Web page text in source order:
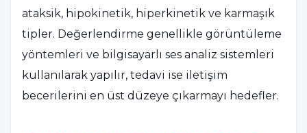
ataksik, hipokinetik, hiperkinetik ve karmaşık
tipler. Değerlendirme genellikle görüntüleme
yöntemleri ve bilgisayarlı ses analiz sistemleri
kullanılarak yapılır, tedavi ise iletişim
becerilerini en üst düzeye çıkarmayı hedefler.